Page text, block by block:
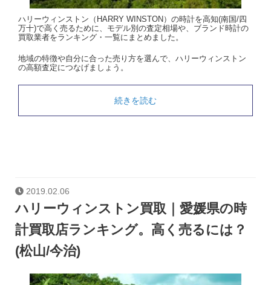
ハリーウィンストン（HARRY WINSTON）の時計を高知(南国/四
万十)で高く売るために、モデル別の査定相場や、ブランド時計の
買取業者をランキング・一覧にまとめました。
地域の特徴や自分に合った売り方を選んで、ハリーウィンストン
の高額査定につなげましょう。
続きを読む
2019.02.06
ハリーウィンストン買取｜愛媛県の時
計買取店ランキング。高く売るには？
(松山/今治)